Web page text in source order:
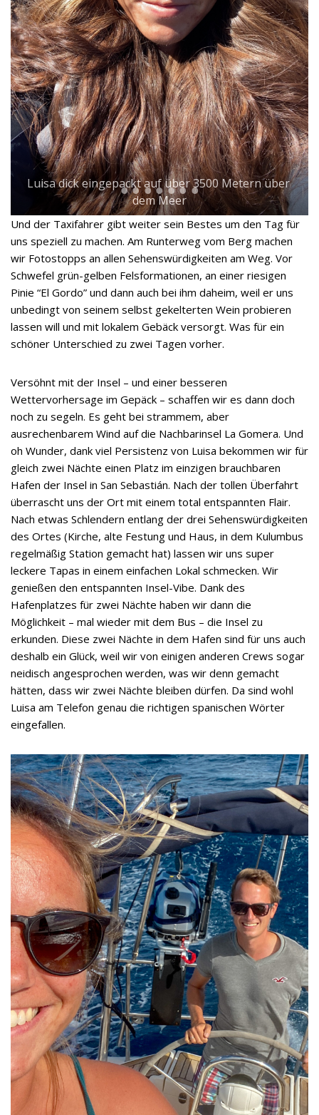
Luisa dick eingepackt auf über 3500 Metern über
dem Meer
Und der Taxifahrer gibt weiter sein Bestes um den Tag für
uns speziell zu machen. Am Runterweg vom Berg machen
wir Fotostopps an allen Sehenswürdigkeiten am Weg. Vor
Schwefel grün-gelben Felsformationen, an einer riesigen
Pinie “El Gordo” und dann auch bei ihm daheim, weil er uns
unbedingt von seinem selbst gekelterten Wein probieren
lassen will und mit lokalem Gebäck versorgt. Was für ein
schöner Unterschied zu zwei Tagen vorher.
Versöhnt mit der Insel – und einer besseren
Wettervorhersage im Gepäck – schaffen wir es dann doch
noch zu segeln. Es geht bei strammem, aber
ausrechenbarem Wind auf die Nachbarinsel La Gomera. Und
oh Wunder, dank viel Persistenz von Luisa bekommen wir für
gleich zwei Nächte einen Platz im einzigen brauchbaren
Hafen der Insel in San Sebastián. Nach der tollen Überfahrt
überrascht uns der Ort mit einem total entspannten Flair.
Nach etwas Schlendern entlang der drei Sehenswürdigkeiten
des Ortes (Kirche, alte Festung und Haus, in dem Kulumbus
regelmäßig Station gemacht hat) lassen wir uns super
leckere Tapas in einem einfachen Lokal schmecken. Wir
genießen den entspannten Insel-Vibe. Dank des
Hafenplatzes für zwei Nächte haben wir dann die
Möglichkeit – mal wieder mit dem Bus – die Insel zu
erkunden. Diese zwei Nächte in dem Hafen sind für uns auch
deshalb ein Glück, weil wir von einigen anderen Crews sogar
neidisch angesprochen werden, was wir denn gemacht
hätten, dass wir zwei Nächte bleiben dürfen. Da sind wohl
Luisa am Telefon genau die richtigen spanischen Wörter
eingefallen.